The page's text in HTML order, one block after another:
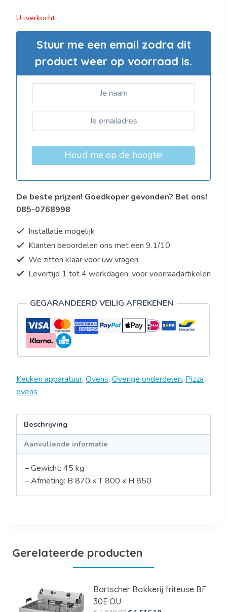
Uitverkocht
Stuur me een email zodra dit
product weer op voorraad is.
Houd me op de hoogte!
De beste prijzen! Goedkoper gevonden? Bel ons!
085-0768998
Installatie mogelijk
Klanten beoordelen ons met een 9.1/10
We zitten klaar voor uw vragen
Levertijd 1 tot 4 werkdagen, voor voorraadartikelen
GEGARANDEERD VEILIG AFREKENEN
Keuken apparatuur, Ovens, Overige onderdelen, Pizza
ovens
Beschrijving
Aanvullende informatie
– Gewicht: 45 kg
– Afmeting: B 870 x T 800 x H 850
Gerelateerde producten
Bartscher Bakkerij friteuse BF
30E OU